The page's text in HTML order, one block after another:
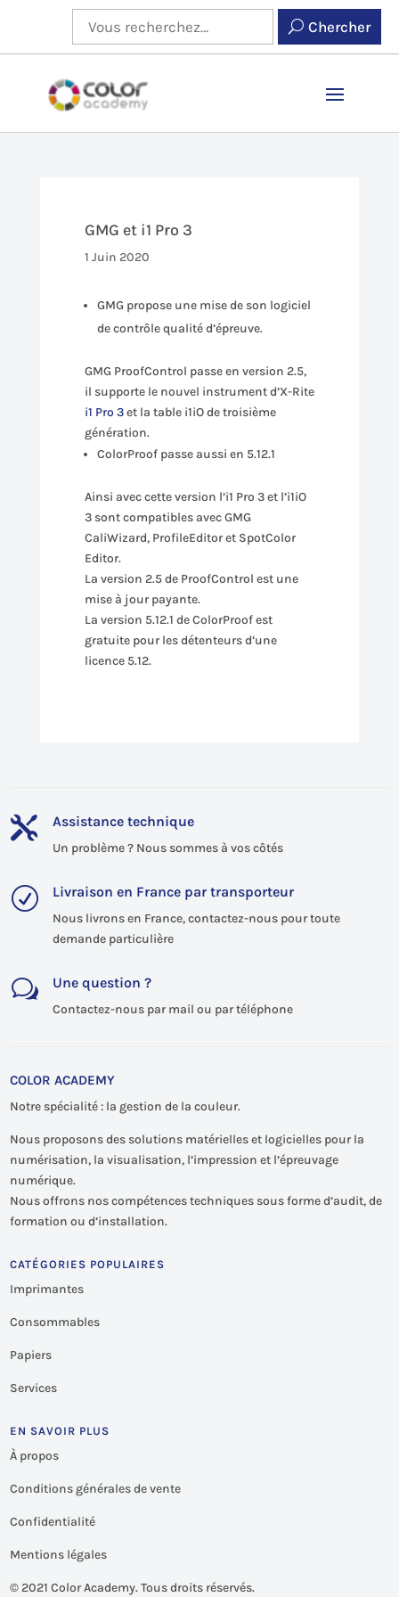
Chercher
GMG et i1 Pro 3
1 Juin 2020
GMG propose une mise de son logiciel
de contrôle qualité d’épreuve.
GMG ProofControl passe en version 2.5,
il supporte le nouvel instrument d’X-Rite
i1 Pro 3et la table i1iO de troisième
génération.
ColorProof passe aussi en 5.12.1
Ainsi avec cette version l’i1 Pro 3 et l’i1iO
3 sont compatibles avec GMG
CaliWizard, ProfileEditor et SpotColor
Editor.
La version 2.5 de ProofControl est une
mise à jour payante.
La version 5.12.1 de ColorProof est
gratuite pour les détenteurs d’une
licence 5.12.
 Assistance technique
Un problème ? Nous sommes à vos côtés
R Livraison en France par transporteur
Nous livrons en France, contactez-nous pour toute
demande particulière
w Une question ?
Contactez-nous par mail ou par téléphone
COLOR ACADEMY
Notre spécialité : la gestion de la couleur.
Nous proposons des solutions matérielles et logicielles pour la
numérisation, la visualisation, l’impression et l’épreuvage
numérique.
Nous offrons nos compétences techniques sous forme d’audit, de
formation ou d’installation.
CATÉGORIES POPULAIRES
Imprimantes
Consommables
Papiers
Services
EN SAVOIR PLUS
À propos
Conditions générales de vente
Confidentialité
Mentions légales
© 2021 Color Academy. Tous droits réservés.